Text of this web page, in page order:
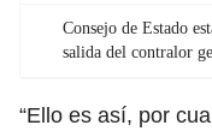
Consejo de Estado
salida del contralor
“Ello es así, por